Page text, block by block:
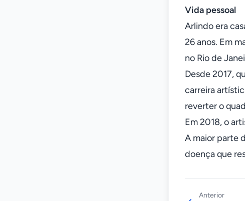
Vida pessoal
Arlindo era
26 anos. Em
no Rio de
Desde 2017,
carreira
reverter o
Em 2018, o
A maior parte
doença que
Anterior